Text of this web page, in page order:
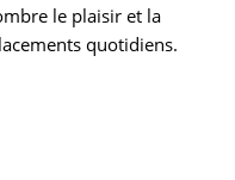
le plaisir et la
quotidiens.